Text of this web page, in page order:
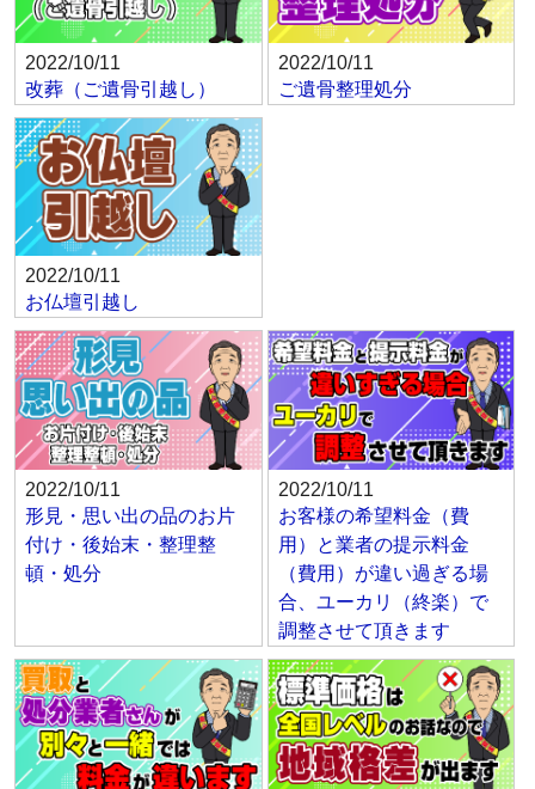
2022/10/11
改葬（ご遺骨引越し）
2022/10/11
ご遺骨整理処分
2022/10/11
お仏壇引越し
2022/10/11
形見・思い出の品のお片
付け・後始末・整理整
頓・処分
2022/10/11
お客様の希望料金（費
用）と業者の提示料金
（費用）が違い過ぎる場
合、ユーカリ（終楽）で
調整させて頂きます